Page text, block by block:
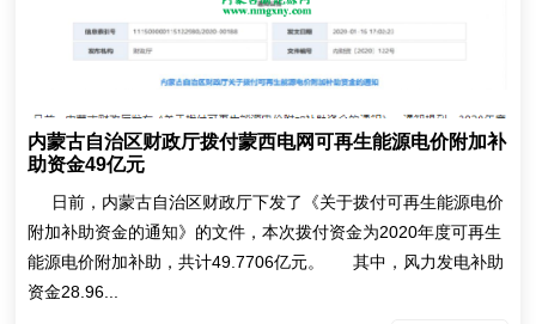
内蒙古自治区财政厅拨付蒙西电网可再生能源电价附加补
助资金49亿元
日前，内蒙古自治区财政厅下发了《关于拨付可再生能源电价
附加补助资金的通知》的文件，本次拨付资金为2020年度可再生
能源电价附加补助，共计49.7706亿元。 其中，风力发电补助
资金28.96...